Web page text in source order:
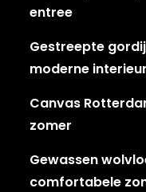
entree
Gestreepte
moderne
Canvas
zomer
Gewassen
comfortabele